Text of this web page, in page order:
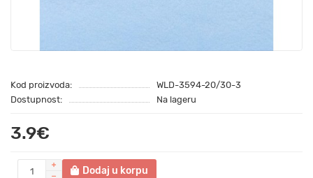
Kod proizvoda:
WLD-3594-20/30-3
Dostupnost:
Na lageru
3.9€
Dodaj u korpu